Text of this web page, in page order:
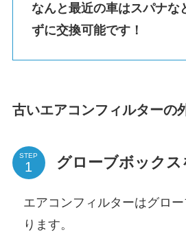
なんと最近の車はスパナな
ずに交換可能です！
古いエアコンフィルターの
STEP グローブボックス
エアコンフィルターはグロ
ります。